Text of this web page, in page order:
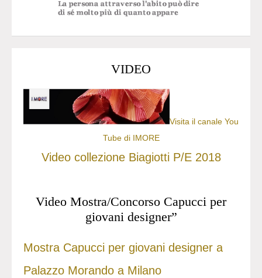
VIDEO
Visita il canale You
Tube di IMORE
Video collezione Biagiotti P/E 2018
Video Mostra/Concorso Capucci per
giovani designer”
Mostra Capucci per giovani designer a
Palazzo Morando a Milano